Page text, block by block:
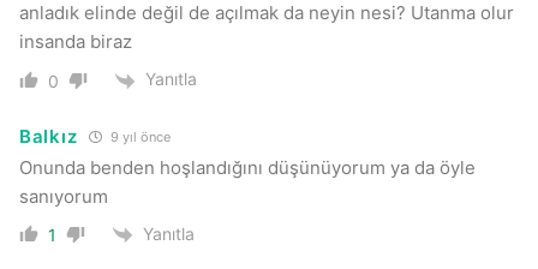
anladık elinde değil de açılmak da neyin nesi? Utanma olur
insanda biraz
0 Yanıtla
Balkız 9 yıl önce
Onunda benden hoşlandığını düşünüyorum ya da öyle
sanıyorum
1 Yanıtla